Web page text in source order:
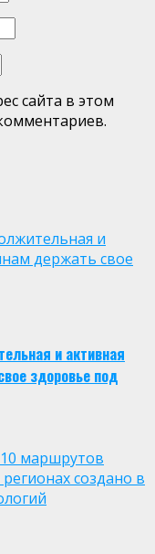
сайта в этом
и
держать свое
и активная
здоровье под
маршрутов
создано в